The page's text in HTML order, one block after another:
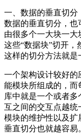
一、数据的垂直切分
数据的垂直切分，也
由很多个一大块一大
这些“数据块”切开，
这样的切分方法就是
一个架构设计较好的
能模块所组成的，而
库中就是一个或者
互之间的交互点越统
模块的维护性以及扩
垂直切分也就越容易